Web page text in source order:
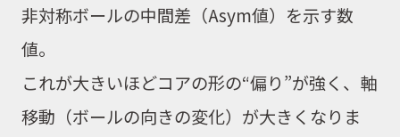
非対称ボールの中間差（Asym値）を示す数
値。
これが大きいほどコアの形の“偏り”が強く、軸
移動（ボールの向きの変化）が大きくなりま